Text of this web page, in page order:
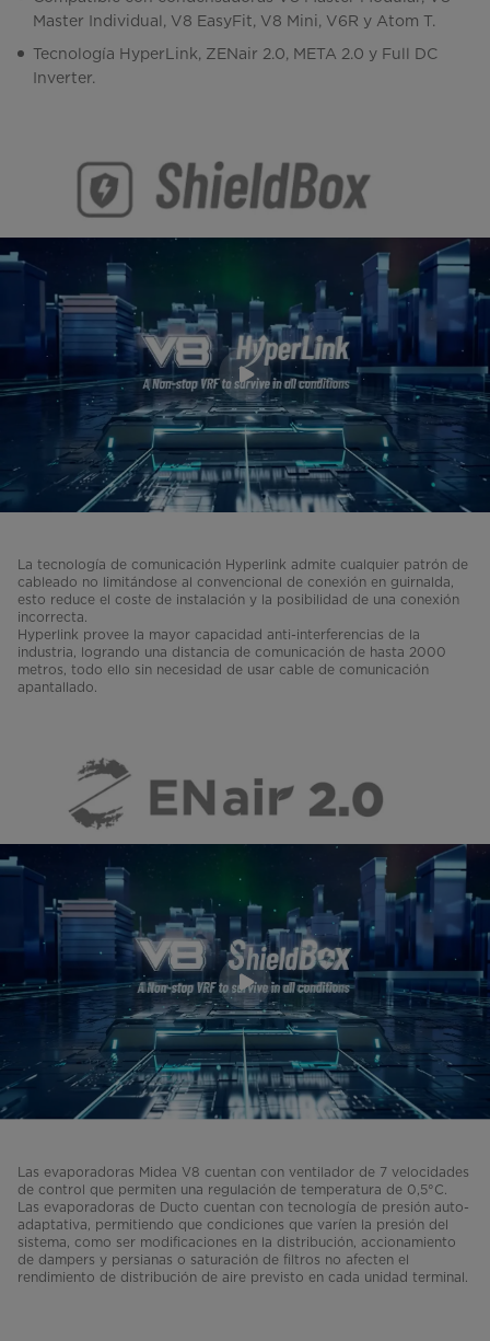
Master Individual, V8 EasyFit, V8 Mini, V6R y Atom T.
Tecnología HyperLink, ZENair 2.0, META 2.0 y Full DC
Inverter.
La tecnología de comunicación Hyperlink admite cualquier patrón de
cableado no limitándose al convencional de conexión en guirnalda,
esto reduce el coste de instalación y la posibilidad de una conexión
incorrecta.
Hyperlink provee la mayor capacidad anti-interferencias de la
industria, logrando una distancia de comunicación de hasta 2000
metros, todo ello sin necesidad de usar cable de comunicación
apantallado.
Las evaporadoras Midea V8 cuentan con ventilador de 7 velocidades
de control que permiten una regulación de temperatura de 0,5°C.
Las evaporadoras de Ducto cuentan con tecnología de presión auto-
adaptativa, permitiendo que condiciones que varíen la presión del
sistema, como ser modificaciones en la distribución, accionamiento
de dampers y persianas o saturación de filtros no afecten el
rendimiento de distribución de aire previsto en cada unidad terminal.